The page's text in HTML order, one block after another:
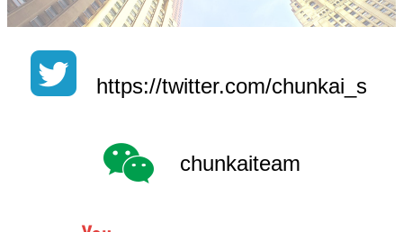
https://twitter.com/chunkai_s
chunkaiteam